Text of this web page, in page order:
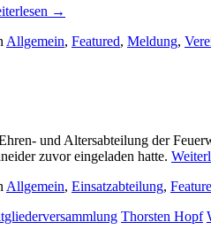
→
Allgemein, Featured, Meldung,
und Altersabteilung der
zuvor eingeladen hatte.
Allgemein, Einsatzabteilung,
Thorsten Hopf